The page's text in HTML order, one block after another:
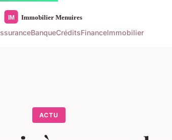
BanqueCréditsFinanceImmobilier
ACTU